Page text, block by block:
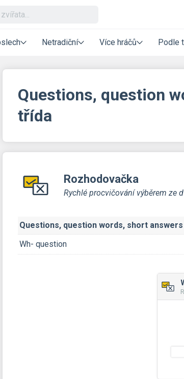
Netradiční Více hráčů Podle
Questions, question
třída
Rozhodovačka
Rychlé procvičování výběrem ze
Questions, question words, short answers
Wh- question